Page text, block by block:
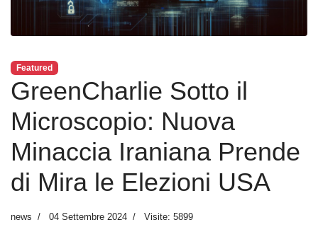
Featured
GreenCharlie Sotto il
Microscopio: Nuova
Minaccia Iraniana Prende
di Mira le Elezioni USA
news 04 Settembre 2024 Visite: 5899